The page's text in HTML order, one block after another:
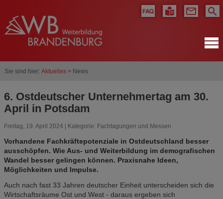
Sie sind hier: Aktuelles> News
6. Ostdeutscher Unternehmertag am 30.
April in Potsdam
Freitag, 19. April 2024 | Kategorie: Fachtagungen und Messen
Vorhandene Fachkräftepotenziale in Ostdeutschland besser
ausschöpfen. Wie Aus- und Weiterbildung im demografischen
Wandel besser gelingen können. Praxisnahe Ideen,
Möglichkeiten und Impulse.
Auch nach fast 33 Jahren deutscher Einheit unterscheiden sich die
Wirtschaftsräume Ost und West - daraus ergeben sich